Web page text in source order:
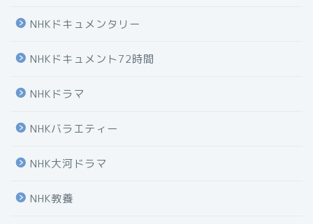
NHKドキュメンタリー
NHKドキュメント72時間
NHKドラマ
NHKバラエティー
NHK大河ドラマ
NHK教養